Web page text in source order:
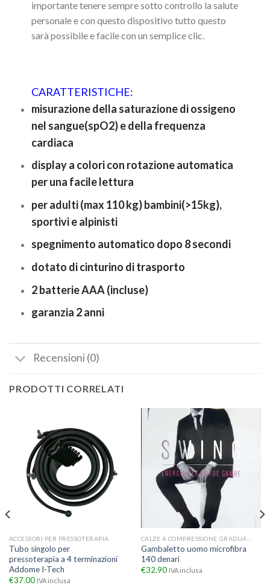
importante tenere sempre sotto controllo la salute
personale e con questo dispositivo tutto questo
sarà possibile e facile con un semplice clic.
CARATTERISTICHE:
misurazione della saturazione di ossigeno
nel sangue(spO2) e della frequenza
cardiaca
display a colori con rotazione automatica
per una facile lettura
per adulti (max 110 kg) bambini(>15kg),
sportivi e alpinisti
spegnimento automatico dopo 8 secondi
dotato di cinturino di trasporto
2 batterie AAA (incluse)
garanzia 2 anni
Recensioni (0)
PRODOTTI CORRELATI
ACCESSORI PER PRESSOTERAPIA
Tubo singolo per
pressoterapia a 4 terminazioni
Addome I-Tech
€37.00 IVA inclusa
CALZE A COMPRESSIONE GRADUATA
Gambaletto uomo microfibra
140 denari
€32.90 IVA inclusa